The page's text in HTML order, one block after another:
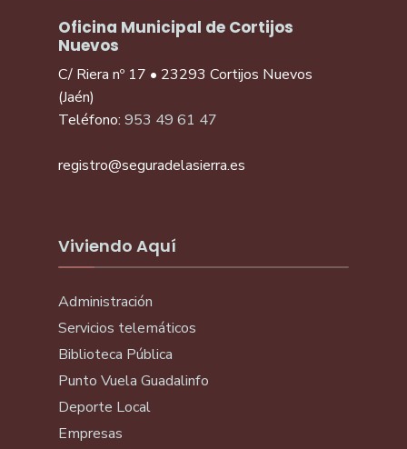
Oficina Municipal de Cortijos
Nuevos
C/ Riera nº 17 • 23293 Cortijos Nuevos
(Jaén)
Teléfono: 953 49 61 47
registro@seguradelasierra.es
Viviendo Aquí
Administración
Servicios telemáticos
Biblioteca Pública
Punto Vuela Guadalinfo
Deporte Local
Empresas